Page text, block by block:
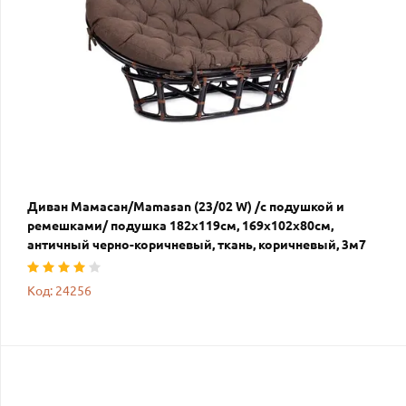
Диван Мамасан/Mamasan (23/02 W) /с подушкой и
ремешками/ подушка 182х119см, 169х102х80см,
античный черно-коричневый, ткань, коричневый, 3м7
Код: 24256